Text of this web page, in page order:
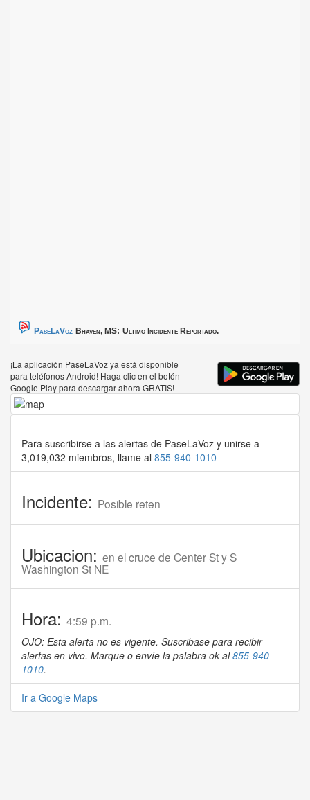
PaseLaVoz Bhaven, MS: Ultimo Incidente Reportado.
¡La aplicación PaseLaVoz ya está disponible
para teléfonos Android! Haga clic en el botón
Google Play para descargar ahora GRATIS!
Para suscribirse a las alertas de PaseLaVoz y unirse a
3,019,032 miembros, llame al 855-940-1010
Incidente: Posible reten
Ubicacion: en el cruce de Center St y S
Washington St NE
Hora: 4:59 p.m.
OJO: Esta alerta no es vigente. Suscribase para recibir
alertas en vivo. Marque o envíe la palabra ok al855-940-
1010.
Ir a Google Maps